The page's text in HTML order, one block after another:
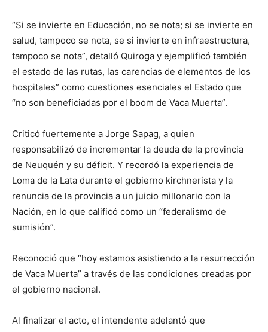
“Si se invierte en Educación, no se nota; si se invierte en
salud, tampoco se nota, se si invierte en infraestructura,
tampoco se nota”, detalló Quiroga y ejemplificó también
el estado de las rutas, las carencias de elementos de los
hospitales” como cuestiones esenciales el Estado que
“no son beneficiadas por el boom de Vaca Muerta”.
Criticó fuertemente a Jorge Sapag, a quien
responsabilizó de incrementar la deuda de la provincia
de Neuquén y su déficit. Y recordó la experiencia de
Loma de la Lata durante el gobierno kirchnerista y la
renuncia de la provincia a un juicio millonario con la
Nación, en lo que calificó como un “federalismo de
sumisión”.
Reconoció que “hoy estamos asistiendo a la resurrección
de Vaca Muerta” a través de las condiciones creadas por
el gobierno nacional.
Al finalizar el acto, el intendente adelantó que